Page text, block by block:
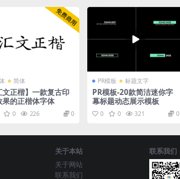
简体
文正楷】一款复古印
果的正楷体字体
0 226 0
PR模板 标题文字
PR模板-20款简洁迷你字
幕标题动态展示模板
0 0 321 0
关于本站
关于网站
联系我们
联系我们